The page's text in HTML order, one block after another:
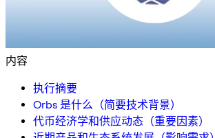
内容
执行摘要
Orbs 是什么（简要技术背景）
代币经济学和供应动态（重要因素）